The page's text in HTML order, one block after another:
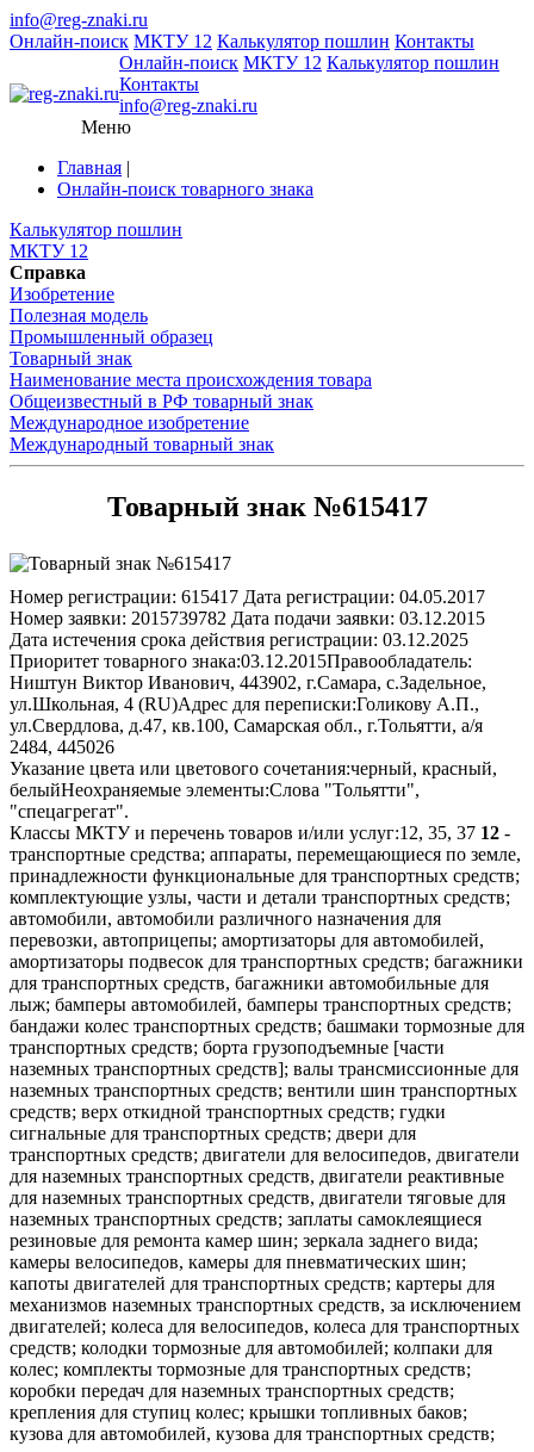
info@reg-znaki.ru
Онлайн-поиск МКТУ 12 Калькулятор пошлин Контакты
Онлайн-поиск МКТУ 12 Калькулятор пошлин
Контакты
info@reg-znaki.ru
Меню
Главная |
Онлайн-поиск товарного знака
Калькулятор пошлин
МКТУ 12
Справка
Изобретение
Полезная модель
Промышленный образец
Товарный знак
Наименование места происхождения товара
Общеизвестный в РФ товарный знак
Международное изобретение
Международный товарный знак
Товарный знак №615417
Номер регистрации: 615417 Дата регистрации: 04.05.2017
Номер заявки: 2015739782 Дата подачи заявки: 03.12.2015
Дата истечения срока действия регистрации: 03.12.2025
Приоритет товарного знака:03.12.2015Правообладатель:
Ништун Виктор Иванович, 443902, г.Самара, с.Задельное,
ул.Школьная, 4 (RU)Адрес для переписки:Голикову А.П.,
ул.Свердлова, д.47, кв.100, Самарская обл., г.Тольятти, а/я
2484, 445026
Указание цвета или цветового сочетания:черный, красный,
белыйНеохраняемые элементы:Слова "Тольятти",
"спецагрегат".
Классы МКТУ и перечень товаров и/или услуг:12, 35, 37 12 -
транспортные средства; аппараты, перемещающиеся по земле,
принадлежности функциональные для транспортных средств;
комплектующие узлы, части и детали транспортных средств;
автомобили, автомобили различного назначения для
перевозки, автоприцепы; амортизаторы для автомобилей,
амортизаторы подвесок для транспортных средств; багажники
для транспортных средств, багажники автомобильные для
лыж; бамперы автомобилей, бамперы транспортных средств;
бандажи колес транспортных средств; башмаки тормозные для
транспортных средств; борта грузоподъемные [части
наземных транспортных средств]; валы трансмиссионные для
наземных транспортных средств; вентили шин транспортных
средств; верх откидной транспортных средств; гудки
сигнальные для транспортных средств; двери для
транспортных средств; двигатели для велосипедов, двигатели
для наземных транспортных средств, двигатели реактивные
для наземных транспортных средств, двигатели тяговые для
наземных транспортных средств; заплаты самоклеящиеся
резиновые для ремонта камер шин; зеркала заднего вида;
камеры велосипедов, камеры для пневматических шин;
капоты двигателей для транспортных средств; картеры для
механизмов наземных транспортных средств, за исключением
двигателей; колеса для велосипедов, колеса для транспортных
средств; колодки тормозные для автомобилей; колпаки для
колес; комплекты тормозные для транспортных средств;
коробки передач для наземных транспортных средств;
крепления для ступиц колес; крышки топливных баков;
кузова для автомобилей, кузова для транспортных средств;